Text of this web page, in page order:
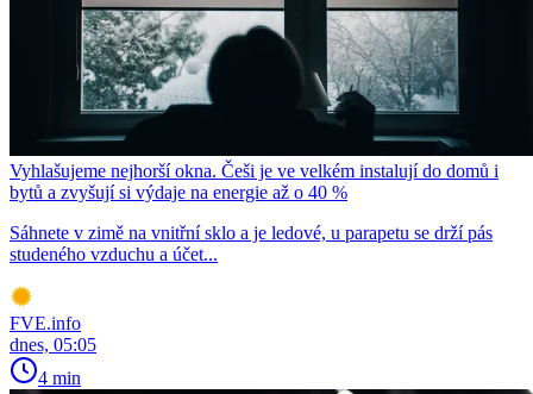
Vyhlašujeme nejhorší okna. Češi je ve velkém instalují do domů i
bytů a zvyšují si výdaje na energie až o 40 %
Sáhnete v zimě na vnitřní sklo a je ledové, u parapetu se drží pás
studeného vzduchu a účet...
FVE.info
dnes, 05:05
4 min